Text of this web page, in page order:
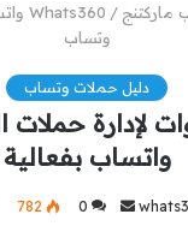
ماركتنج / Whats360 واتس360
وتساب
دليل حملات وتساب
لإدارة حملات
واتساب بفعالية
أرسل0
782